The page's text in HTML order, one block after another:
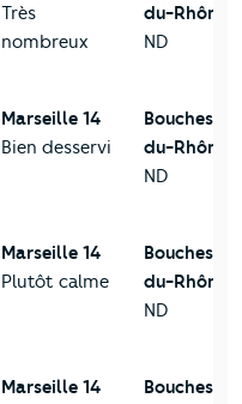
Très
nombreux
du-Rhône
ND
Marseille 14
Bien desservi
Bouches-
du-Rhône
ND
Marseille 14
Plutôt calme
Bouches-
du-Rhône
ND
Marseille 14
Bouches-